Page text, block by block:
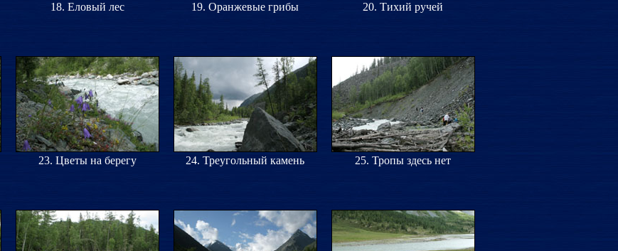
18. Еловый лес 19. Оранжевые грибы 20. Тихий ручей
23. Цветы на берегу 24. Треугольный камень 25. Тропы здесь нет